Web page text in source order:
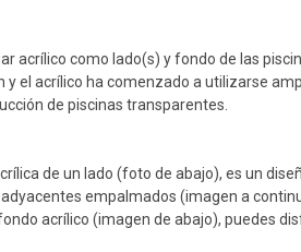
acrílico como lado(s) y fondo de las
el acrílico ha comenzado a utilizarse
de piscinas transparentes.
de un lado (foto de abajo), es un
empalmados (imagen a
acrílico (imagen de abajo), puedes